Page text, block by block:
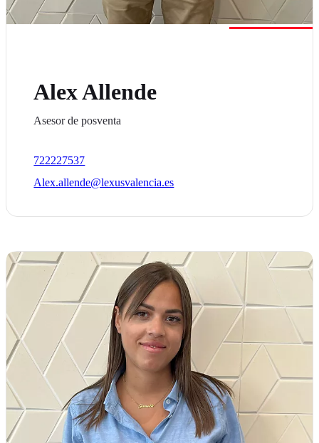
Alex Allende
Asesor de posventa
722227537
Alex.allende@lexusvalencia.es